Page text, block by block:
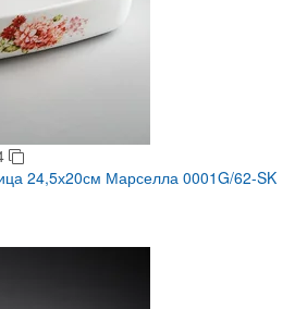
24,5х20см Марселла 0001G/62-SK